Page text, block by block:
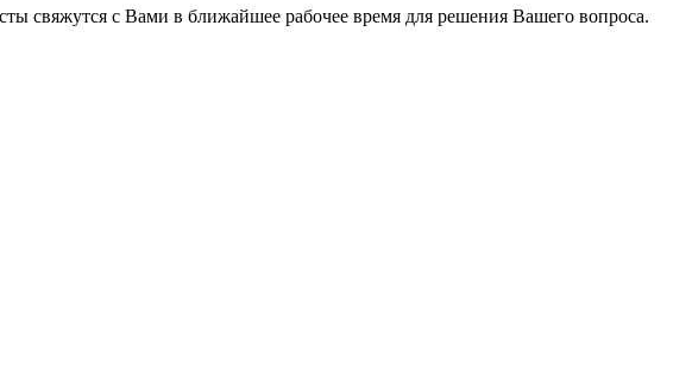
свяжутся с Вами в ближайшее рабочее время для решения Вашего вопроса.